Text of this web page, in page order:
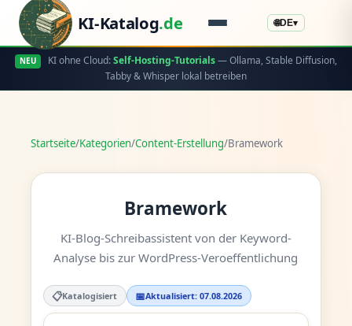
KI-Katalog.de 🌐DE▾
NEU KI ohne Cloud:Self-Hosting-Tutorials— Ollama, Stable Diffusion,
Tabby & Whisper lokal betreiben
Startseite/Kategorien/Content-Erstellung/Bramework
Bramework
KI-Blog-Schreibassistent von der Keyword-
Analyse bis zur WordPress-Veroeffentlichung
📋Katalogisiert 📅Aktualisiert: 07.08.2026